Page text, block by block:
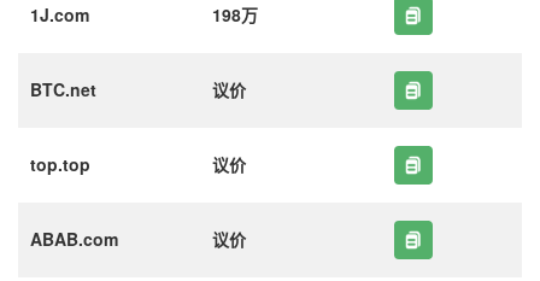
1J.com 198万
BTC.net 议价
top.top 议价
ABAB.com 议价